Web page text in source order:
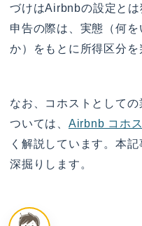
づけはAirbnbの設定と
申告の際は、実態（何
か）をもとに所得区分を
なお、コホストとして
ついては、 Airbnb コホ
く解説しています。本
深掘りします。